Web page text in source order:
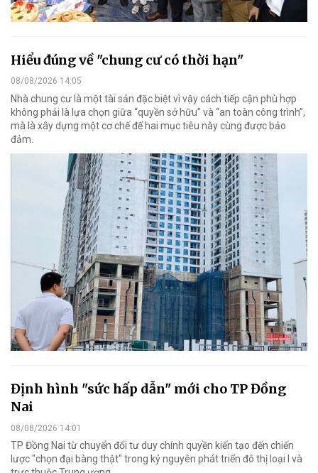
Hiểu đúng về "chung cư có thời hạn"
08/08/2026 14:05
Nhà chung cư là một tài sản đặc biệt vì vậy cách tiếp cận phù hợp
không phải là lựa chọn giữa “quyền sở hữu” và “an toàn công trình”,
mà là xây dựng một cơ chế để hai mục tiêu này cùng được bảo
đảm.
Định hình "sức hấp dẫn" mới cho TP Đồng
Nai
08/08/2026 14:01
TP Đồng Nai từ chuyển đổi tư duy chính quyền kiến tạo đến chiến
lược "chọn đại bàng thật" trong kỷ nguyên phát triển đô thị loại I và